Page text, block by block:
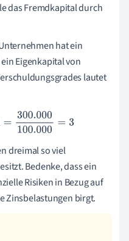
das Fremdkapital durch
hat ein
Eigenkapital von
lautet
100.000=3
dreimal so viel
Bedenke, dass ein
Risiken in Bezug auf
Zinsbelastungen birgt.